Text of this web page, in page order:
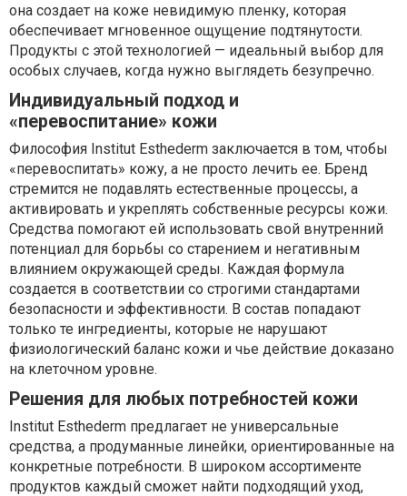
она создает на коже невидимую пленку, которая
обеспечивает мгновенное ощущение подтянутости.
Продукты с этой технологией — идеальный выбор для
особых случаев, когда нужно выглядеть безупречно.
Индивидуальный подход и
«перевоспитание» кожи
Философия Institut Esthederm заключается в том, чтобы
«перевоспитать» кожу, а не просто лечить ее. Бренд
стремится не подавлять естественные процессы, а
активировать и укреплять собственные ресурсы кожи.
Средства помогают ей использовать свой внутренний
потенциал для борьбы со старением и негативным
влиянием окружающей среды. Каждая формула
создается в соответствии со строгими стандартами
безопасности и эффективности. В состав попадают
только те ингредиенты, которые не нарушают
физиологический баланс кожи и чье действие доказано
на клеточном уровне.
Решения для любых потребностей кожи
Institut Esthederm предлагает не универсальные
средства, а продуманные линейки, ориентированные на
конкретные потребности. В широком ассортименте
продуктов каждый сможет найти подходящий уход,